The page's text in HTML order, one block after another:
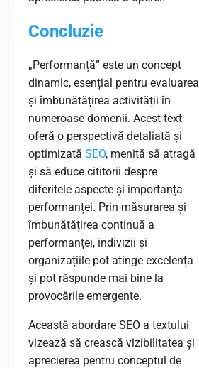
Concluzie
„Performanță” este un concept
dinamic, esențial pentru evaluarea
și îmbunătățirea activității în
numeroase domenii. Acest text
oferă o perspectivă detaliată și
optimizată SEO, menită să atragă
și să educe cititorii despre
diferitele aspecte și importanța
performanței. Prin măsurarea și
îmbunătățirea continuă a
performanței, indivizii și
organizațiile pot atinge excelența
și pot răspunde mai bine la
provocările emergente.
Această abordare SEO a textului
vizează să crească vizibilitatea și
aprecierea pentru conceptul de